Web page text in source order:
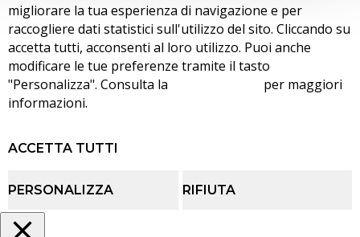
migliorare la tua esperienza di navigazione e per
raccogliere dati statistici sull'utilizzo del sito. Cliccando su
accetta tutti, acconsenti al loro utilizzo. Puoi anche
modificare le tue preferenze tramite il tasto
"Personalizza". Consulta la
per maggiori
informazioni.
ACCETTA TUTTI
PERSONALIZZA RIFIUTA